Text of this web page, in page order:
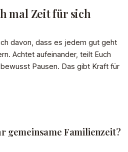
mal Zeit für sich
davon, dass es jedem gut geht
Achtet aufeinander, teilt Euch
Pausen. Das gibt Kraft für
gemeinsame Familienzeit?